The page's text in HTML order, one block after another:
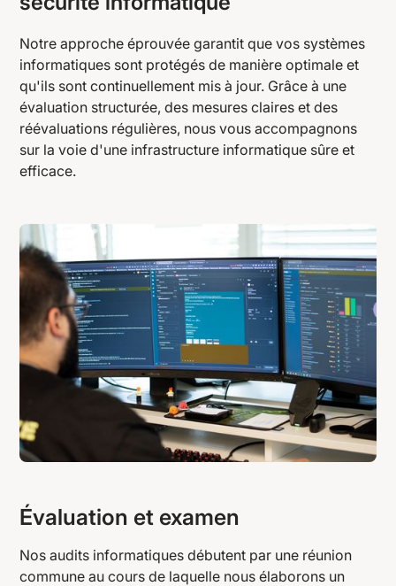
Notre approche éprouvée garantit que vos systèmes
informatiques sont protégés de manière optimale et
qu'ils sont continuellement mis à jour. Grâce à une
évaluation structurée, des mesures claires et des
réévaluations régulières, nous vous accompagnons
sur la voie d'une infrastructure informatique sûre et
efficace.
Évaluation et examen
Nos audits informatiques débutent par une réunion
commune au cours de laquelle nous élaborons un